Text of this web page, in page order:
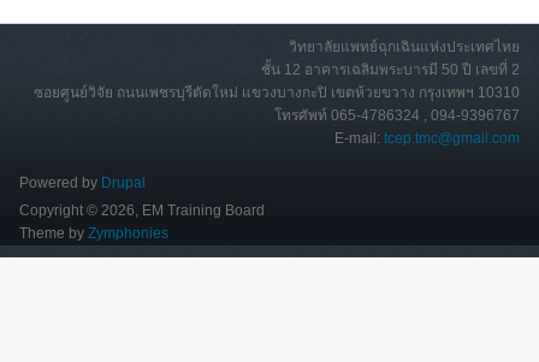
วิทยาลัยแพทย์ฉุกเฉินแห่งประเทศไทย
ชั้น 12 อาคารเฉลิมพระบารมี 50 ปี เลขที่ 2
ซอยศูนย์วิจัย ถนนเพชรบุรีตัดใหม่ แขวงบางกะปิ เขตห้วยขวาง กรุงเทพฯ 10310
โทรศัพท์ 065-4786324 , 094-9396767
E-mail:tcep.tmc@gmail.com
Powered by Drupal
Copyright © 2026, EM Training Board
Theme by Zymphonies